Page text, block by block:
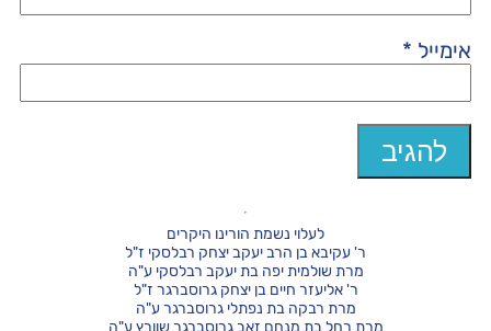
אימייל *
לעלוי נשמת הורינו היקרים
ר' עקיבא בן הרב יעקב יצחק רבלסקי ז"ל
מרת שולמית יפה בת יעקב רבלסקי ע"ה
ר' אליעזר חיים בן יצחק גרוסברגר ז"ל
מרת רבקה בת נפתלי גרוסברגר ע"ה
מרת רחל בת מנחם זאב גרוסברגר שוורץ ע"ה